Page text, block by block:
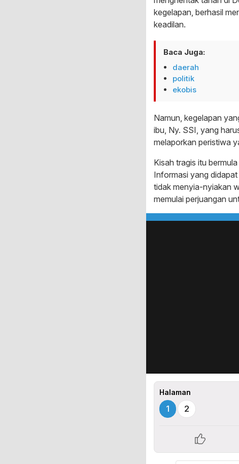
kegelapan, berhasil
keadilan.
Baca Juga:
daerah
politik
ekobis
Namun, kegelapan
ibu, Ny. SSI, yang
melaporkan peristiwa
Kisah tragis itu
Informasi yang
tidak menyia-nyiakan
memulai perjuangan
Halaman
1 2